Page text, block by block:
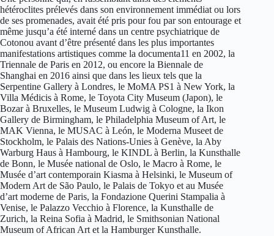
hétéroclites prélevés dans son environnement immédiat ou lors
de ses promenades, avait été pris pour fou par son entourage et
même jusqu’a été interné dans un centre psychiatrique de
Cotonou avant d’être présenté dans les plus importantes
manifestations artistiques comme la documenta11 en 2002, la
Triennale de Paris en 2012, ou encore la Biennale de
Shanghai en 2016 ainsi que dans les lieux tels que la
Serpentine Gallery à Londres, le MoMA PS1 à New York, la
Villa Médicis à Rome, le Toyota City Museum (Japon), le
Bozar à Bruxelles, le Museum Ludwig à Cologne, la Ikon
Gallery de Birmingham, le Philadelphia Museum of Art, le
MAK Vienna, le MUSAC à León, le Moderna Museet de
Stockholm, le Palais des Nations-Unies à Genève, la Aby
Warburg Haus à Hambourg, le KINDL à Berlin, la Kunsthalle
de Bonn, le Musée national de Oslo, le Macro à Rome, le
Musée d’art contemporain Kiasma à Helsinki, le Museum of
Modern Art de São Paulo, le Palais de Tokyo et au Musée
d’art moderne de Paris, la Fondazione Querini Stampalia à
Venise, le Palazzo Vecchio à Florence, la Kunsthalle de
Zurich, la Reina Sofia à Madrid, le Smithsonian National
Museum of African Art et la Hamburger Kunsthalle.